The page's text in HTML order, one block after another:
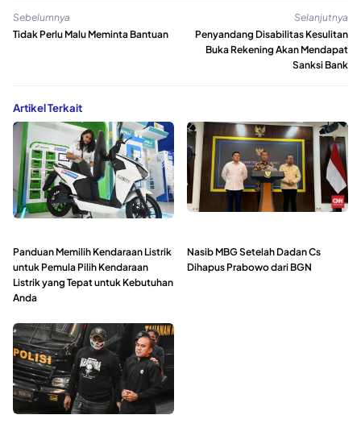
Sebelumnya
Tidak Perlu Malu Meminta Bantuan
Selanjutnya
Penyandang Disabilitas Kesulitan
Buka Rekening Akan Mendapat
Sanksi Bank
Artikel Terkait
Panduan Memilih Kendaraan Listrik
untuk Pemula Pilih Kendaraan
Listrik yang Tepat untuk Kebutuhan
Anda
Nasib MBG Setelah Dadan Cs
Dihapus Prabowo dari BGN